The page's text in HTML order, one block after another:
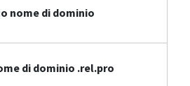
nome di dominio
di dominio .rel.pro